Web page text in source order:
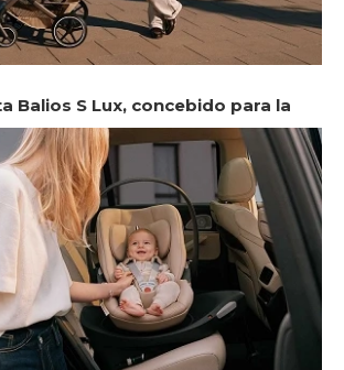
Balios S Lux, concebido para la